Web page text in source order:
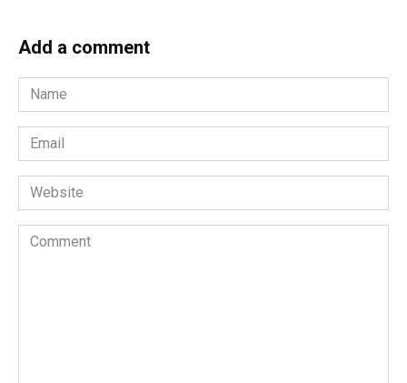
Add a comment
Name
*
Email
*
Website
Comment